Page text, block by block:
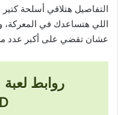
التفاصيل هتلاقي أسلحة
اللي هتساعدك في
عشان تقضي على أكبر عدد